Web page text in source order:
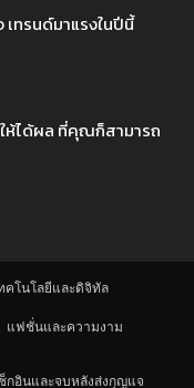
ทรนด์มาแรงในปีนี้
ห้ได้ผล ที่คุณก็สามารถ
คโนโลยีและดิจิทัล
แฟชั่นและความงาม
กอินและจบหลังส่งกุญแจ